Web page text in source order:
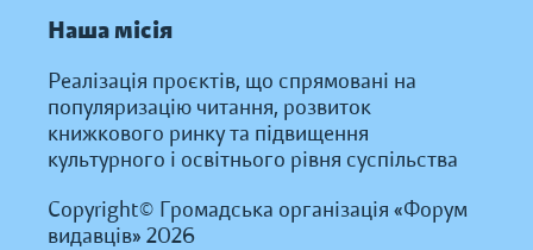
Наша місія
Реалізація проєктів, що спрямовані на
популяризацію читання, розвиток
книжкового ринку та підвищення
культурного і освітнього рівня суспільства
Copyright© Громадська організація «Форум
видавців» 2026